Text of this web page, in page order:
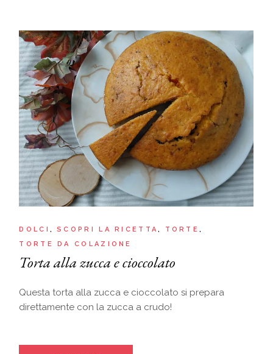
DOLCI SCOPRI LA RICETTA
TORTE
TORTE DA COLAZIONE
Torta alla zucca e cioccolato
Questa torta alla zucca e cioccolato si prepara
direttamente con la zucca a crudo!